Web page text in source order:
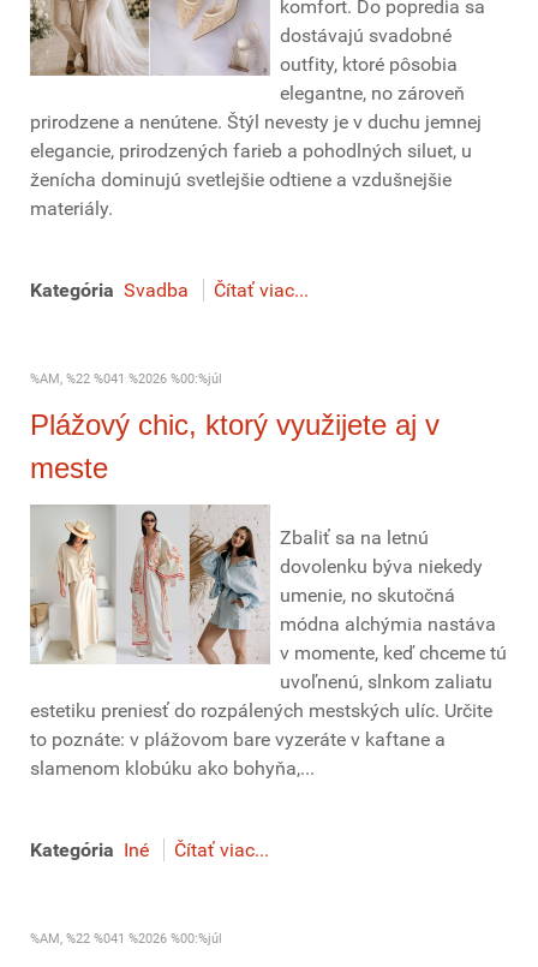
komfort. Do popredia sa
dostávajú svadobné
outfity, ktoré pôsobia
elegantne, no zároveň
prirodzene a nenútene. Štýl nevesty je v duchu jemnej
elegancie, prirodzených farieb a pohodlných siluet, u
ženícha dominujú svetlejšie odtiene a vzdušnejšie
materiály.
Kategória Svadba Čítať viac...
%AM, %22 %041 %2026 %00:%júl
Plážový chic, ktorý využijete aj v
meste
Zbaliť sa na letnú
dovolenku býva niekedy
umenie, no skutočná
módna alchýmia nastáva
v momente, keď chceme tú
uvoľnenú, slnkom zaliatu
estetiku preniesť do rozpálených mestských ulíc. Určite
to poznáte: v plážovom bare vyzeráte v kaftane a
slamenom klobúku ako bohyňa,...
Kategória Iné Čítať viac...
%AM, %22 %041 %2026 %00:%júl